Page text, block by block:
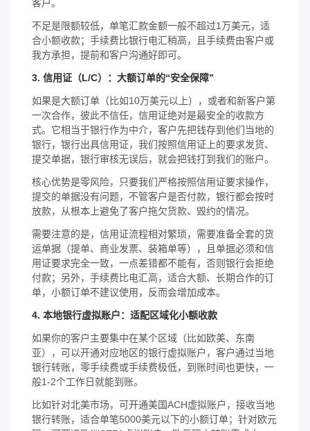
客户。
不足是限额较低，单笔汇款金额一般不超过1万美元，适
合小额收款；手续费比银行电汇稍高，且手续费由客户或
我方承担，提前和客户沟通好即可。
3. 信用证（L/C）：大额订单的“安全保障”
如果是大额订单（比如10万美元以上），或者和新客户第
一次合作，彼此不信任，信用证绝对是最安全的收款方
式。它相当于银行作为中介，客户先把钱存到他们当地的
银行，银行出具信用证，我们按照信用证上的要求发货、
提交单据，银行审核无误后，就会把钱打到我们的账户。
核心优势是零风险，只要我们严格按照信用证要求操作，
提交的单据没有问题，不管客户是否付款，银行都会按时
放款，从根本上避免了客户拖欠货款、毁约的情况。
需要注意的是，信用证流程相对繁琐，需要准备全套的货
运单据（提单、商业发票、装箱单等），且单据必须和信
用证要求完全一致，一点差错都不能有，否则银行会拒绝
付款；另外，手续费比电汇高，适合大额、长期合作的订
单，小额订单不建议使用，反而会增加成本。
4. 本地银行虚拟账户：适配区域化小额收款
如果你的客户主要集中在某个区域（比如欧美、东南
亚），可以开通对应地区的银行虚拟账户，客户通过当地
银行转账，零手续费或手续费极低，到账时间也更快，一
般1-2个工作日就能到账。
比如针对北美市场，可开通美国ACH虚拟账户，接收当地
银行转账，适合单笔5000美元以下的小额订单；针对欧元